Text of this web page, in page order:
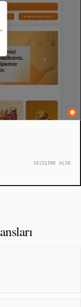
GELİŞİME AÇIK